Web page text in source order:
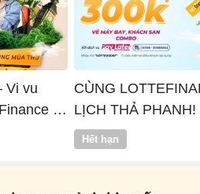
Vi vu
x
CÙNG
LỊCH THẢ PHANH!
Hết hạn